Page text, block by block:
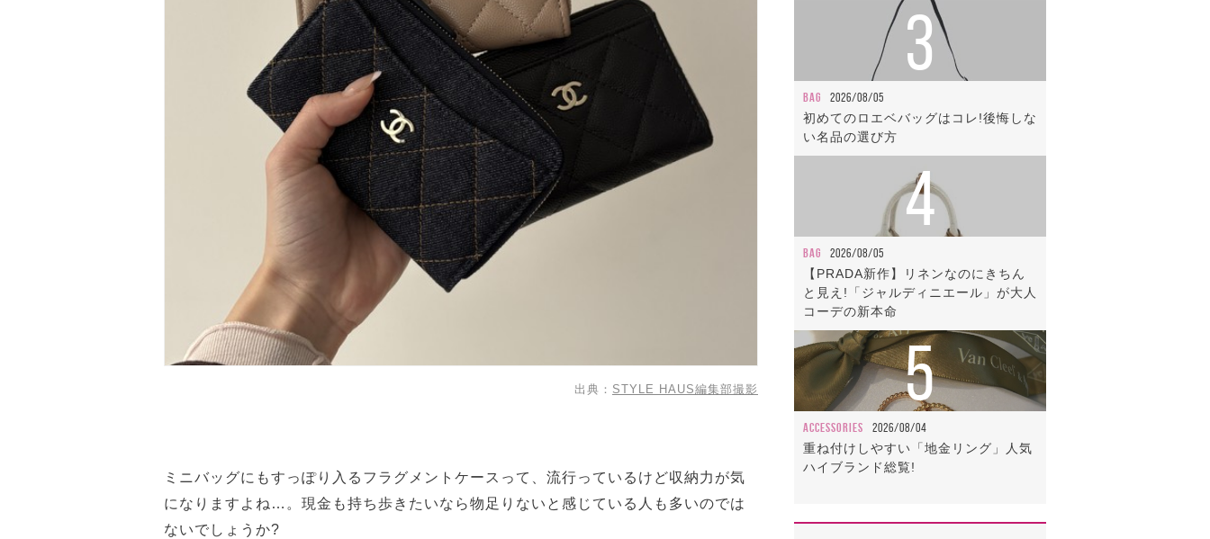
出典： STYLE HAUS編集部撮影
ミニバッグにもすっぽり入るフラグメントケースって、流行っているけど収納力が気
になりますよね…。現金も持ち歩きたいなら物足りないと感じている人も多いのでは
ないでしょうか?
3
BAG 2026/08/05
初めてのロエベバッグはコレ!後悔しな
い名品の選び方
4
BAG 2026/08/05
【PRADA新作】リネンなのにきちん
と見え!「ジャルディニエール」が大人
コーデの新本命
5
ACCESSORIES 2026/08/04
重ね付けしやすい「地金リング」人気
ハイブランド総覧!